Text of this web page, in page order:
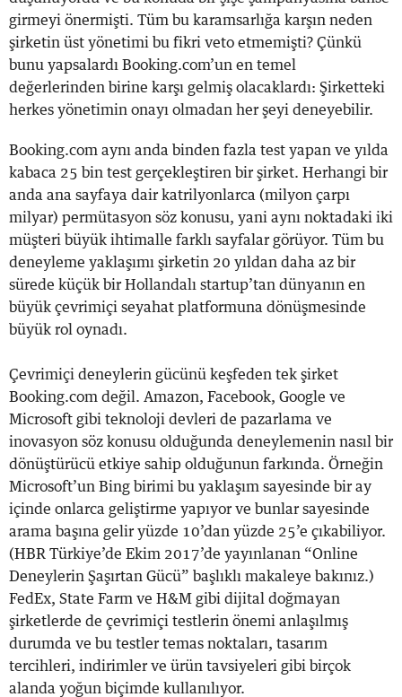
girmeyi önermişti. Tüm bu karamsarlığa karşın neden
şirketin üst yönetimi bu fikri veto etmemişti? Çünkü
bunu yapsalardı Booking.com’un en temel
değerlerinden birine karşı gelmiş olacaklardı: Şirketteki
herkes yönetimin onayı olmadan her şeyi deneyebilir.
Booking.com aynı anda binden fazla test yapan ve yılda
kabaca 25 bin test gerçekleştiren bir şirket. Herhangi bir
anda ana sayfaya dair katrilyonlarca (milyon çarpı
milyar) permütasyon söz konusu, yani aynı noktadaki iki
müşteri büyük ihtimalle farklı sayfalar görüyor. Tüm bu
deneyleme yaklaşımı şirketin 20 yıldan daha az bir
sürede küçük bir Hollandalı startup’tan dünyanın en
büyük çevrimiçi seyahat platformuna dönüşmesinde
büyük rol oynadı.
Çevrimiçi deneylerin gücünü keşfeden tek şirket
Booking.com değil. Amazon, Facebook, Google ve
Microsoft gibi teknoloji devleri de pazarlama ve
inovasyon söz konusu olduğunda deneylemenin nasıl bir
dönüştürücü etkiye sahip olduğunun farkında. Örneğin
Microsoft’un Bing birimi bu yaklaşım sayesinde bir ay
içinde onlarca geliştirme yapıyor ve bunlar sayesinde
arama başına gelir yüzde 10’dan yüzde 25’e çıkabiliyor.
(HBR Türkiye’de Ekim 2017’de yayınlanan “Online
Deneylerin Şaşırtan Gücü” başlıklı makaleye bakınız.)
FedEx, State Farm ve H&M gibi dijital doğmayan
şirketlerde de çevrimiçi testlerin önemi anlaşılmış
durumda ve bu testler temas noktaları, tasarım
tercihleri, indirimler ve ürün tavsiyeleri gibi birçok
alanda yoğun biçimde kullanılıyor.